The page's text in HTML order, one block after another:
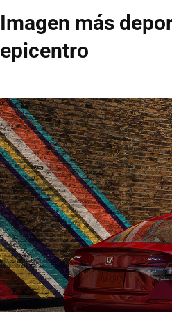
Imagen más
epicentro